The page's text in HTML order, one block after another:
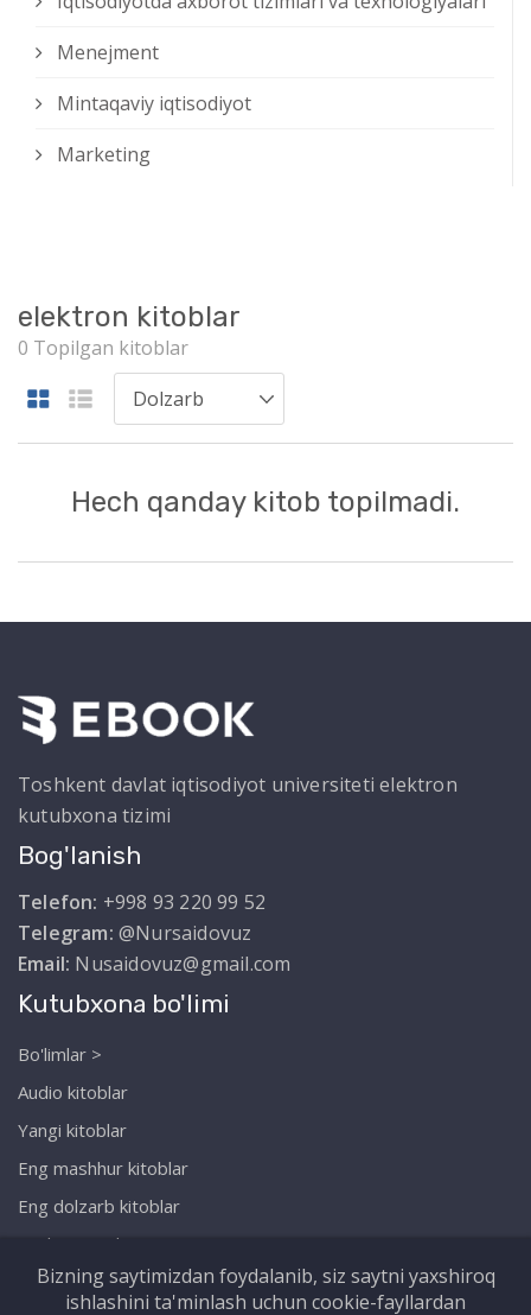
Menejment
Mintaqaviy iqtisodiyot
Marketing
elektron kitoblar
0 Topilgan kitoblar
Hech qanday kitob topilmadi.
Toshkent davlat iqtisodiyot universiteti elektron
kutubxona tizimi
Bog'lanish
Telefon: +998 93 220 99 52
Telegram: @Nursaidovuz
Email: Nusaidovuz@gmail.com
Kutubxona bo'limi
Bo'limlar >
Audio kitoblar
Yangi kitoblar
Eng mashhur kitoblar
Eng dolzarb kitoblar
Biz haqimizda
Bizning saytimizdan foydalanib, siz saytni yaxshiroq
ishlashini ta'minlash uchun cookie-fayllardan